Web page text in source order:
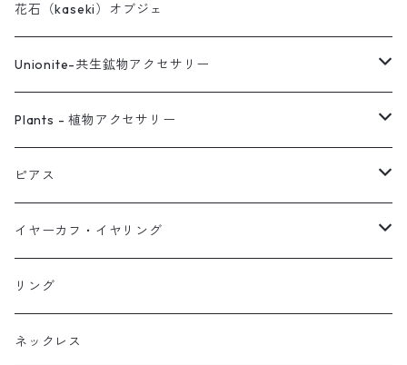
花石（kaseki）オブジェ
Unionite-共生鉱物アクセサリー
ピアス
ネックレス
イヤーカフ
イヤリング
Plants - 植物アクセサリー
ピアス
ネックレス
リング
ブレス
ピアス
スタッド・一粒
フック・ぶら下がり
フープ
イヤーカフ・イヤリング
原石イヤーカフ
植物イヤーカフ
リング
ネックレス